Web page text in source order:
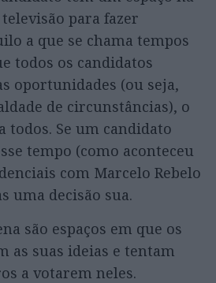
para fazer
a que se chama tempos
todos os candidatos
oportunidades (ou seja,
de circunstâncias), o
todos. Se um candidato
tempo (como aconteceu
com Marcelo Rebelo
uma decisão sua.
são espaços em que os
as suas ideias e tentam
a votarem neles.